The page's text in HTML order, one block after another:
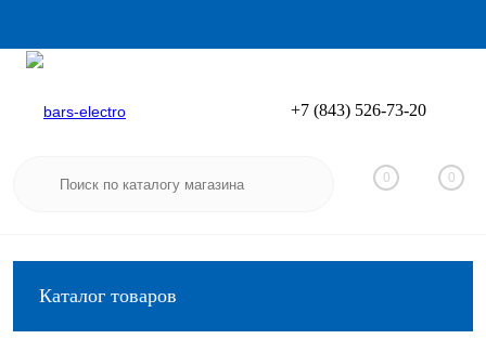
Вход
+7 (843) 526-73-20
0 0
Каталог товаров